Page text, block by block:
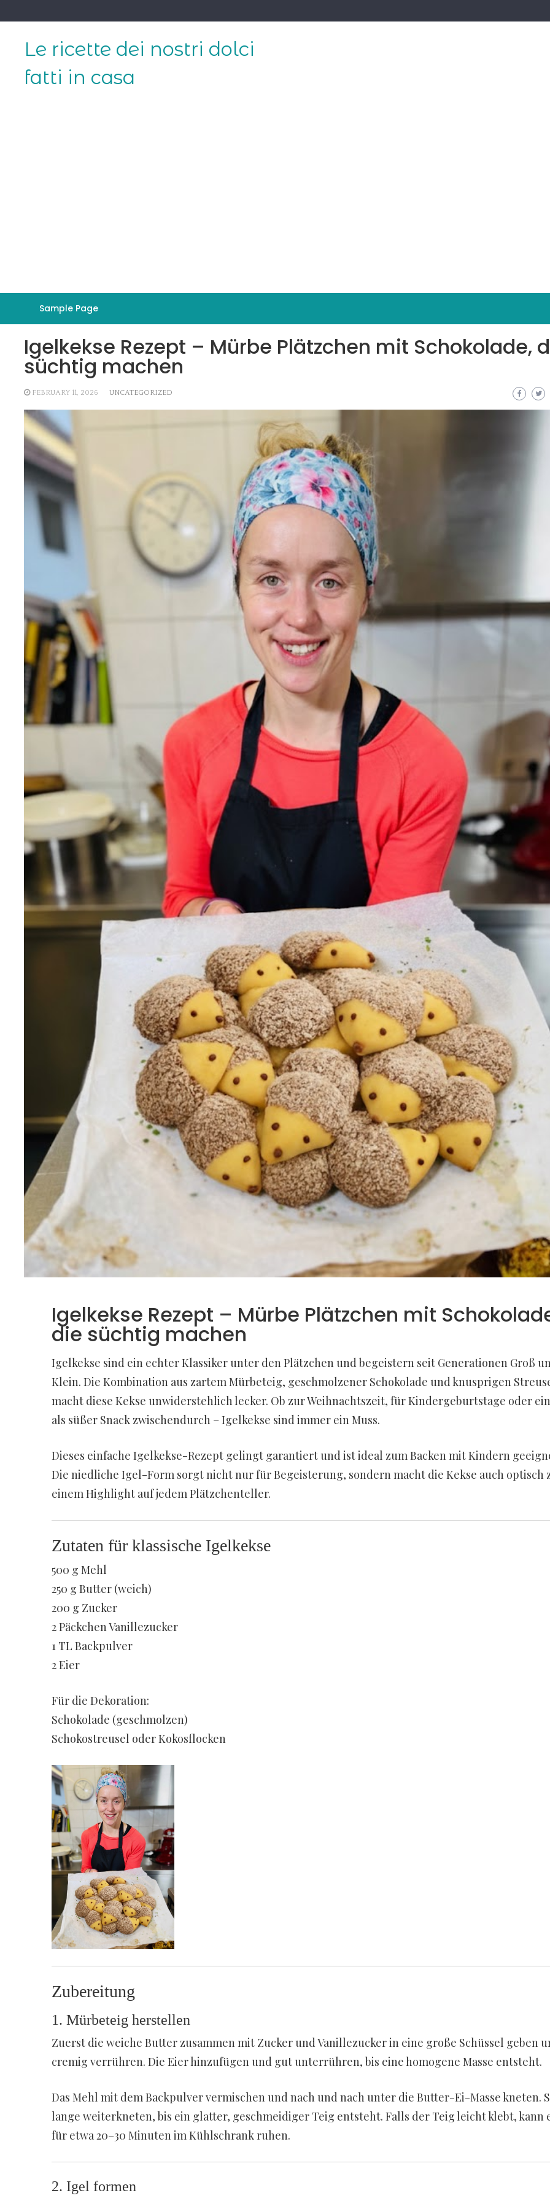
to
Le ricette dei nostri dolci
fatti in casa
Sample Page
Igelkekse Rezept – Mürbe Plätzchen mit Schokolade,
süchtig machen
FEBRUARY 11, 2026 UNCATEGORIZED
Igelkekse Rezept – Mürbe Plätzchen mit
die süchtig machen
Igelkekse sind ein echter Klassiker unter den Plätzchen und begeistern seit Generationen Groß
Klein. Die Kombination aus zartem Mürbeteig, geschmolzener Schokolade und knusprigen
macht diese Kekse unwiderstehlich lecker. Ob zur Weihnachtszeit, für Kindergeburtstage oder
als süßer Snack zwischendurch – Igelkekse sind immer ein Muss.
Dieses einfache Igelkekse-Rezept gelingt garantiert und ist ideal zum Backen mit Kindern
Die niedliche Igel-Form sorgt nicht nur für Begeisterung, sondern macht die Kekse auch optisch
einem Highlight auf jedem Plätzchenteller.
Zutaten für klassische Igelkekse
500 g Mehl
250 g Butter (weich)
200 g Zucker
2 Päckchen Vanillezucker
1 TL Backpulver
2 Eier
Für die Dekoration:
Schokolade (geschmolzen)
Schokostreusel oder Kokosflocken
Zubereitung
1. Mürbeteig herstellen
Zuerst die weiche Butter zusammen mit Zucker und Vanillezucker in eine große Schüssel geben
cremig verrühren. Die Eier hinzufügen und gut unterrühren, bis eine homogene Masse entsteht.
Das Mehl mit dem Backpulver vermischen und nach und nach unter die Butter-Ei-Masse kneten.
lange weiterkneten, bis ein glatter, geschmeidiger Teig entsteht. Falls der Teig leicht klebt, kann
für etwa 20–30 Minuten im Kühlschrank ruhen.
2. Igel formen